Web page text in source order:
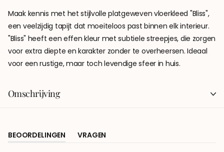
Maak kennis met het stijlvolle platgeweven vloerkleed "Bliss",
een veelzijdig tapijt dat moeiteloos past binnen elk interieur.
"Bliss" heeft een effen kleur met subtiele streepjes, die zorgen
voor extra diepte en karakter zonder te overheersen. Ideaal
voor een rustige, maar toch levendige sfeer in huis.
Omschrijving
BEOORDELINGEN VRAGEN